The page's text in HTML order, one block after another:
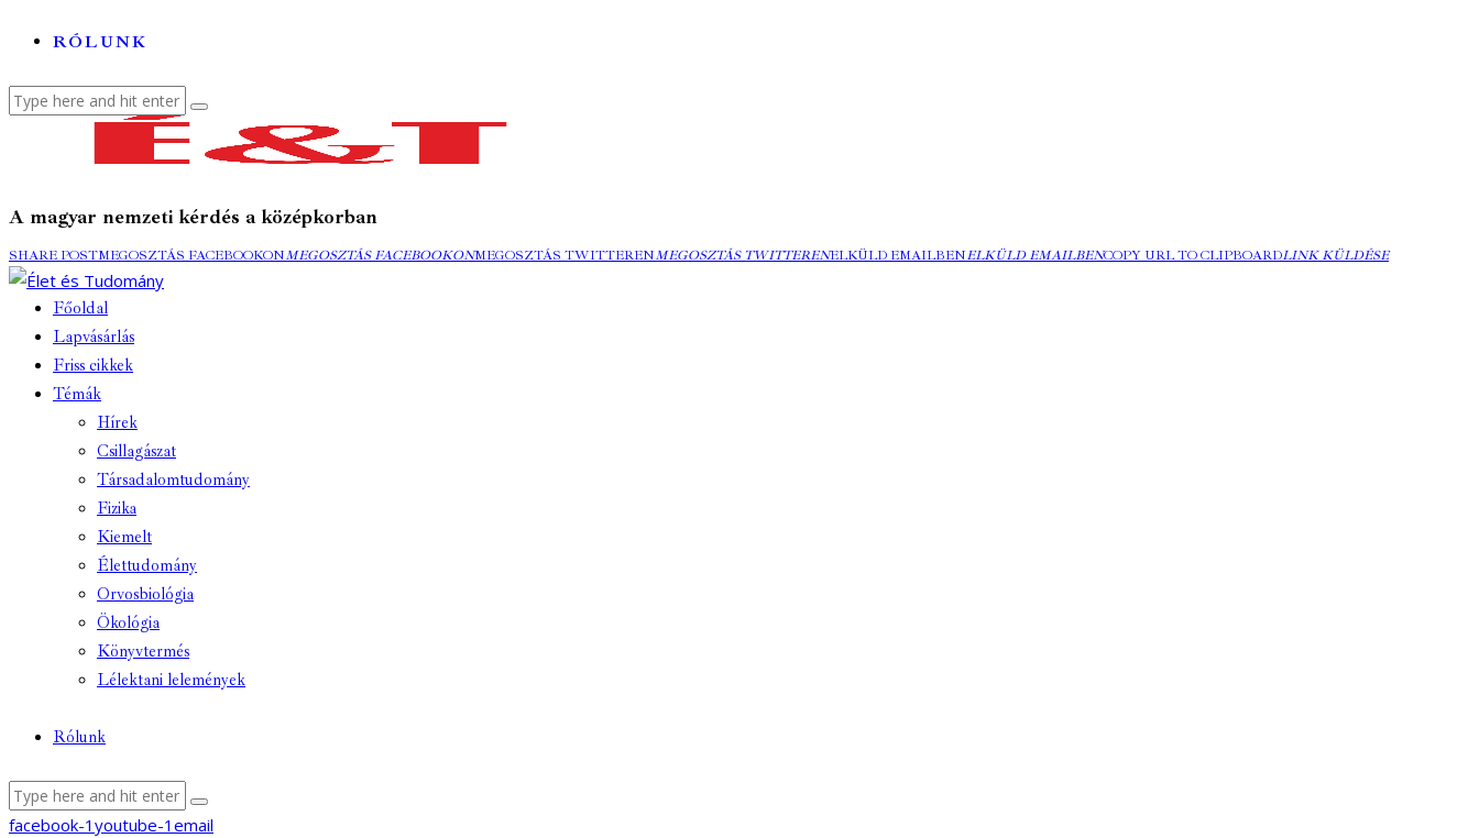
RÓLUNK
A magyar nemzeti kérdés a középkorban
SHARE POSTMEGOSZTÁS FACEBOOKONMEGOSZTÁS FACEBOOKONMEGOSZTÁS TWITTERENMEGOSZTÁS TWITTERENELKÜLD EMAILBENELKÜLD EMAILBENCOPY URL TO CLIPBOARDLINK KÜLDÉSE
Főoldal
Lapvásárlás
Friss cikkek
Témák
Hírek
Csillagászat
Társadalomtudomány
Fizika
Kiemelt
Élettudomány
Orvosbiológia
Ökológia
Könyvtermés
Lélektani lelemények
Rólunk
facebook-1 youtube-1 email